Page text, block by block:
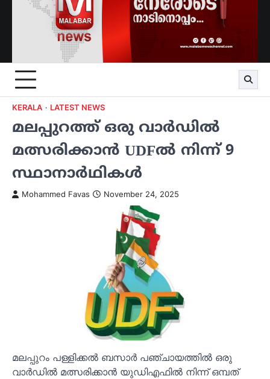
KERALA LATEST NEWS
മലപ്പുറത്ത് ഒരു വാർഡിൽ
മത്സരിക്കാൻ UDFൽ നിന്ന് 9
സ്ഥാനാർഥികൾ
Mohammed Favas November 24, 2025
മലപ്പുറം പള്ളിക്കൽ ബസാർ പഞ്ചായത്തിൽ ഒരു
വാർ‌ഡിൽ മത്സരിക്കാൻ യുഡിഎഫിൽ നിന്ന് ഒമ്പത്